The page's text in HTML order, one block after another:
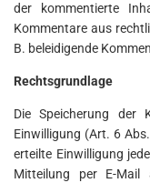
der kommentierte
Kommentare aus
B. beleidigende
Rechtsgrundlage
Die Speicherung der
Einwilligung (Art. 6
erteilte Einwilligung
Mitteilung per E-Mail